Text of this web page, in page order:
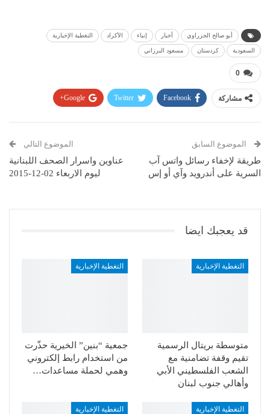
أبو صالح الجزراوي أخبار إنباء الأكراد التغطية الإخبارية
السعودية كردستان مسعود البرزاني
0
مشاركة Facebook
Twitter
Google+
البريد الإلكتروني
الموضوع السابق
طريقة لإخفاء رسائل واتس آب
السرية على أندرويد وآي أو إس
الموضوع التالي
عناوين واسرار الصحف اللبنانية
ليوم الاربعاء 02-12-2015
قد يعجبك ايضا
التغطية الإخبارية
متوسطة بريتال الرسمية
تقيم وقفة تضامنية مع
الشعب الفلسطيني الأبي
وأهالي جنوب لبنان
التغطية الإخبارية
جمعية “بنين” الخيرية حذّرت
من استخدام رابط إلكتروني
وهمي لحملة مساعدات…
التغطية الإخبارية التغطية الإخبارية